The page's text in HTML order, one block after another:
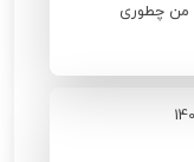
من چطوری